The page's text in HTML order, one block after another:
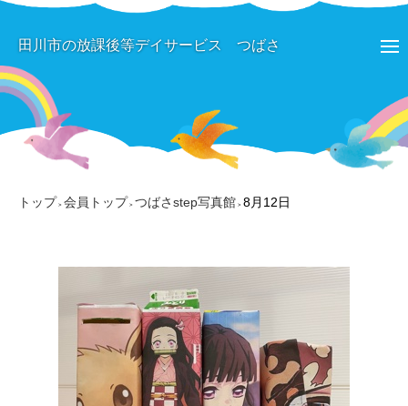
田川市の放課後等デイサービス つばさ
トップ > 会員トップ > つばさstep写真館 > 8月12日